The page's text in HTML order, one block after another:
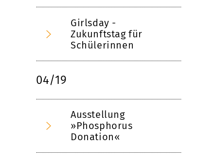
Girlsday -
Zukunftstag für
Schülerinnen
04/19
Ausstellung
»Phosphorus
Donation«